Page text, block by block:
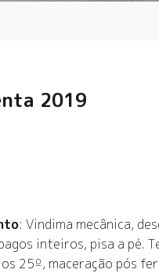
2019
: Vindima mecânica,
inteiros, pisa a pé.
25º, maceração pós